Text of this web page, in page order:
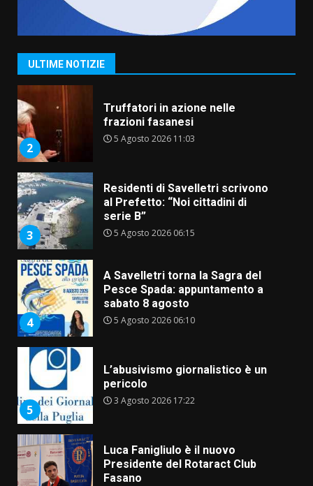
ULTIME NOTIZIE
1
Serie D, l’Us Fasano è escluso
dal campionato
5 Agosto 2026 17:30
2
Truffatori in azione nelle
frazioni fasanesi
5 Agosto 2026 11:03
3
Residenti di Savelletri scrivono
al Prefetto: “Noi cittadini di
serie B”
5 Agosto 2026 06:15
4
A Savelletri torna la Sagra del
Pesce Spada: appuntamento a
sabato 8 agosto
5 Agosto 2026 06:10
5
L’abusivismo giornalistico è un
pericolo
3 Agosto 2026 17:22
Luca Fanigliulo è il nuovo
Presidente del Rotaract Club
Fasano